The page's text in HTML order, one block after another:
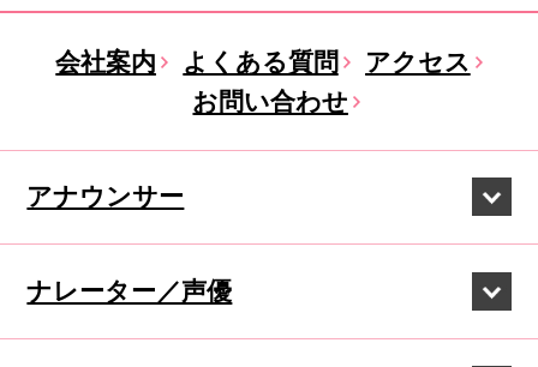
会社案内 よくある質問
アクセス
お問い合わせ
アナウンサー
ナレーター／声優